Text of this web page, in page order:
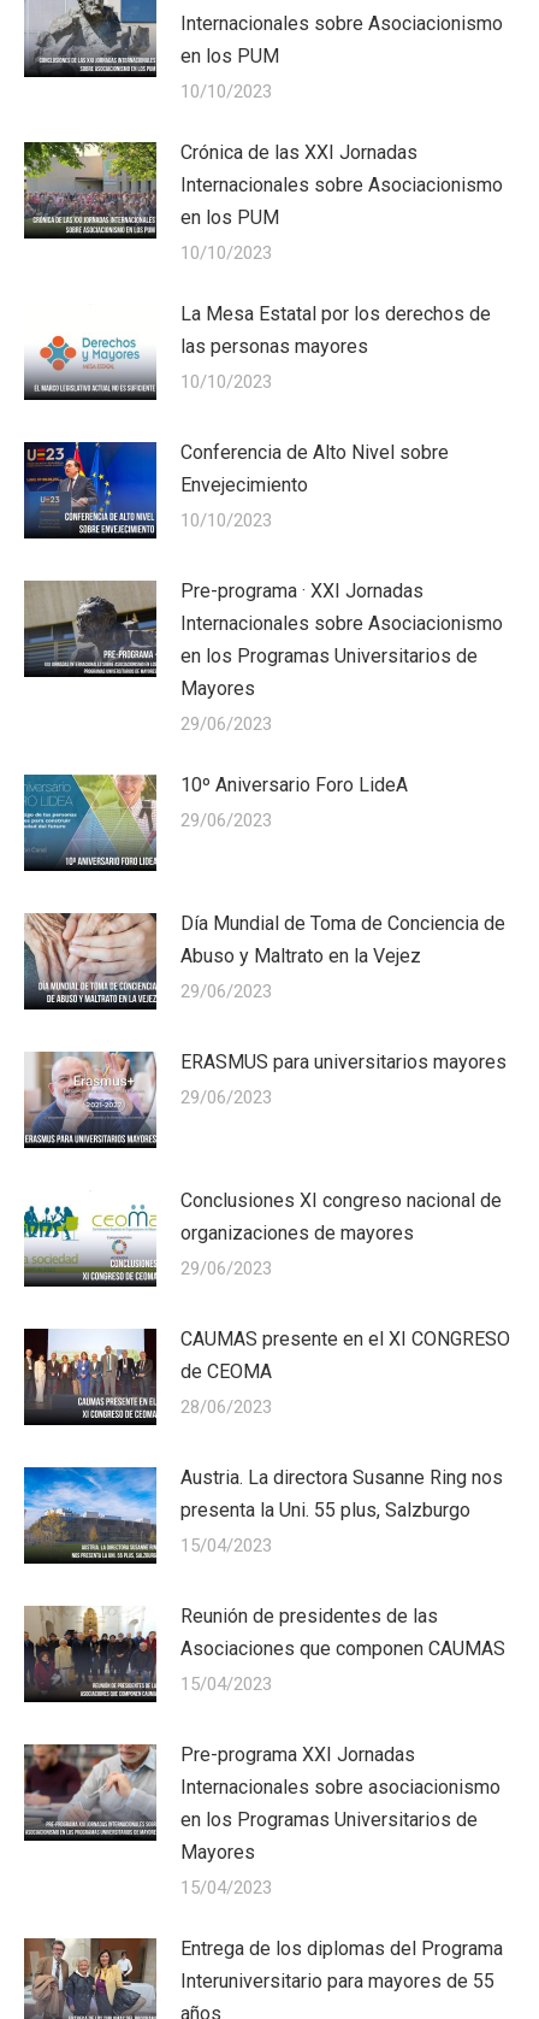
Internacionales sobre Asociacionismo
en los PUM
10/10/2023
Crónica de las XXI Jornadas
Internacionales sobre Asociacionismo
en los PUM
10/10/2023
La Mesa Estatal por los derechos de
las personas mayores
10/10/2023
Conferencia de Alto Nivel sobre
Envejecimiento
10/10/2023
Pre-programa · XXI Jornadas
Internacionales sobre Asociacionismo
en los Programas Universitarios de
Mayores
29/06/2023
10º Aniversario Foro LideA
29/06/2023
Día Mundial de Toma de Conciencia de
Abuso y Maltrato en la Vejez
29/06/2023
ERASMUS para universitarios mayores
29/06/2023
Conclusiones XI congreso nacional de
organizaciones de mayores
29/06/2023
CAUMAS presente en el XI CONGRESO
de CEOMA
28/06/2023
Austria. La directora Susanne Ring nos
presenta la Uni. 55 plus, Salzburgo
15/04/2023
Reunión de presidentes de las
Asociaciones que componen CAUMAS
15/04/2023
Pre-programa XXI Jornadas
Internacionales sobre asociacionismo
en los Programas Universitarios de
Mayores
15/04/2023
Entrega de los diplomas del Programa
Interuniversitario para mayores de 55
años